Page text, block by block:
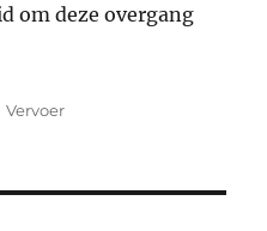
om deze overgang
Categorieën
Vervoer